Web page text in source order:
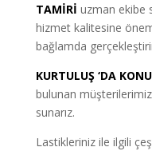
TAMİRİ uzman ekibe
hizmet kalitesine önem
bağlamda
KURTULUŞ ‘DA
bulunan
sunarız.
Lastikleriniz ile ilgili